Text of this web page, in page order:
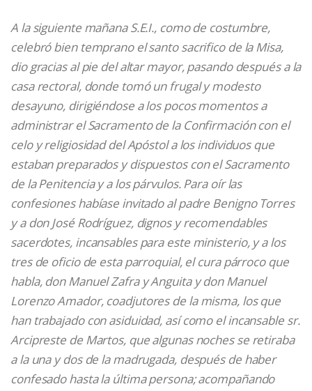
A la siguiente mañana S.E.I., como de costumbre,
celebró bien temprano el santo sacrifico de la Misa,
dio gracias al pie del altar mayor, pasando después a la
casa rectoral, donde tomó un frugal y modesto
desayuno, dirigiéndose a los pocos momentos a
administrar el Sacramento de la Confirmación con el
celo y religiosidad del Apóstol a los individuos que
estaban preparados y dispuestos con el Sacramento
de la Penitencia y a los párvulos. Para oír las
confesiones habíase invitado al padre Benigno Torres
y a don José Rodríguez, dignos y recomendables
sacerdotes, incansables para este ministerio, y a los
tres de oficio de esta parroquial, el cura párroco que
habla, don Manuel Zafra y Anguita y don Manuel
Lorenzo Amador, coadjutores de la misma, los que
han trabajado con asiduidad, así como el incansable sr.
Arcipreste de Martos, que algunas noches se retiraba
a la una y dos de la madrugada, después de haber
confesado hasta la última persona; acompañando